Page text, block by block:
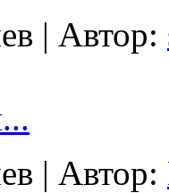
| Автор:
| Автор: